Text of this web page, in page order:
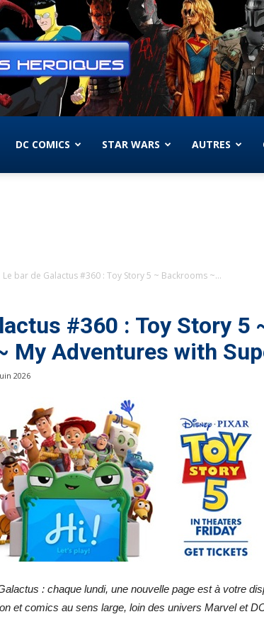
DC COMICS STAR WARS AUTRES
Le bar de Galactus #360 : Toy Story 5 ~ Backrooms ~...
#360 : Toy Story 5
My Adventures with
2026
: chaque lundi, une nouvelle page est à votre
et comics au sens large, loin des univers Marvel et